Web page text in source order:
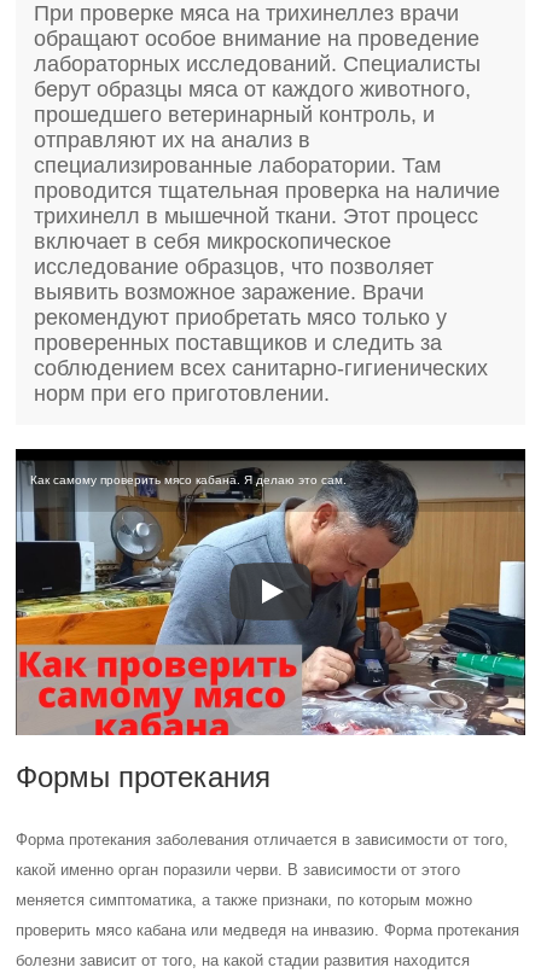
При проверке мяса на трихинеллез врачи
обращают особое внимание на проведение
лабораторных исследований. Специалисты
берут образцы мяса от каждого животного,
прошедшего ветеринарный контроль, и
отправляют их на анализ в
специализированные лаборатории. Там
проводится тщательная проверка на наличие
трихинелл в мышечной ткани. Этот процесс
включает в себя микроскопическое
исследование образцов, что позволяет
выявить возможное заражение. Врачи
рекомендуют приобретать мясо только у
проверенных поставщиков и следить за
соблюдением всех санитарно-гигиенических
норм при его приготовлении.
Как самому проверить мясо кабана. Я делаю это сам.
Формы протекания
Форма протекания заболевания отличается в зависимости от того,
какой именно орган поразили черви. В зависимости от этого
меняется симптоматика, а также признаки, по которым можно
проверить мясо кабана или медведя на инвазию. Форма протекания
болезни зависит от того, на какой стадии развития находится